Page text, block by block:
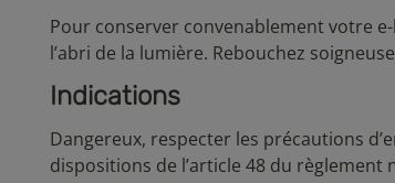
Pour conserver convenablement votre
l’abri de la lumière. Rebouchez
Indications
Dangereux, respecter les précautions
dispositions de l’article 48 du règlement